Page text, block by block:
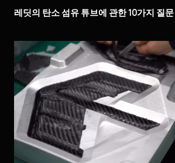
레딧의 탄소 섬유 튜브에 관한 10가지 질문